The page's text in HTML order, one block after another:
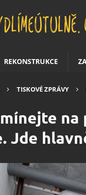
REKONSTRUKCE
TISKOVÉ ZPRÁVY
Jde